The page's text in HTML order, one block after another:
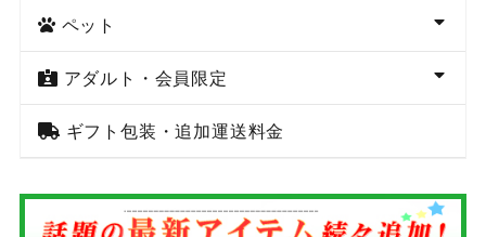
ペット
アダルト・会員限定
ギフト包装・追加運送料金